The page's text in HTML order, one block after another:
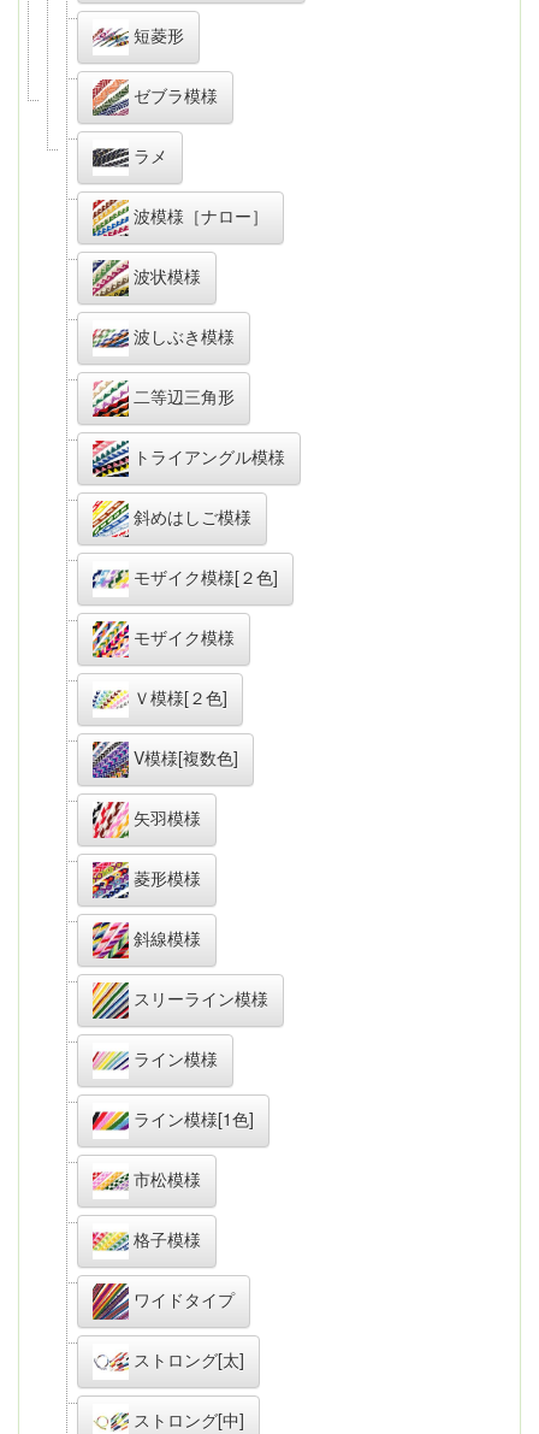
短菱形
ゼブラ模様
ラメ
波模様［ナロー］
波状模様
波しぶき模様
二等辺三角形
トライアングル模様
斜めはしご模様
モザイク模様[２色]
モザイク模様
Ｖ模様[２色]
V模様[複数色]
矢羽模様
菱形模様
斜線模様
スリーライン模様
ライン模様
ライン模様[1色]
市松模様
格子模様
ワイドタイプ
ストロング[太]
ストロング[中]